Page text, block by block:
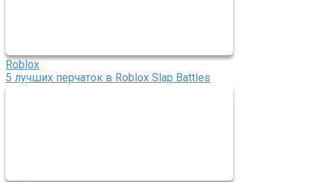
Roblox
5 лучших перчаток в Roblox Slap Battles